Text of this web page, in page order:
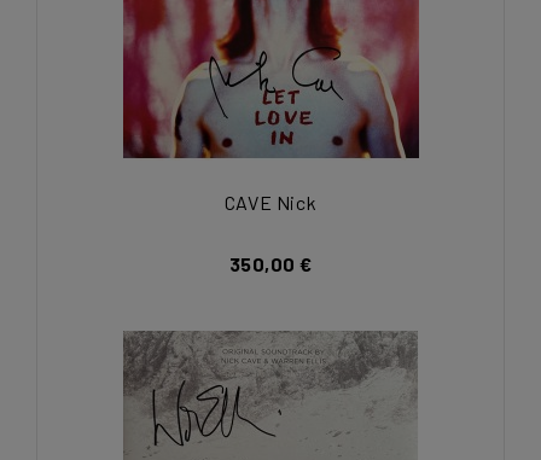
CAVE Nick
350,00 €